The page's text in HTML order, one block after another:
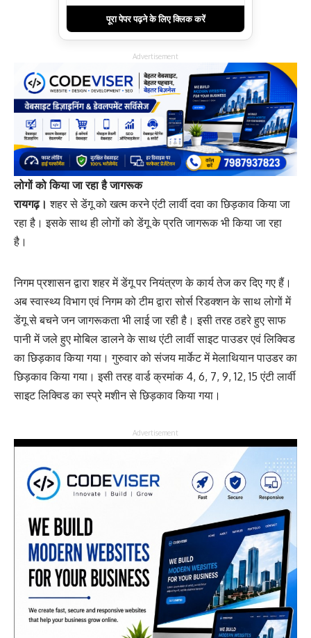
पूरा पेपर पढ़ने के लिए क्लिक करें
Advertisement
लोगों को किया जा रहा है जागरूक
रायगढ़। शहर से डेंगू को खत्म करने एंटी लार्वी दवा का छिड़काव किया जा
रहा है। इसके साथ ही लोगों को डेंगू के प्रति जागरूक भी किया जा रहा
है।
निगम प्रशासन द्वारा शहर में डेंगू पर नियंत्रण के कार्य तेज कर दिए गए हैं।
अब स्वास्थ्य विभाग एवं निगम को टीम द्वारा सोर्स रिडक्शन के साथ लोगों में
डेंगू से बचने जन जागरूकता भी लाई जा रही है। इसी तरह ठहरे हुए साफ
पानी में जले हुए मोबिल डालने के साथ एंटी लार्वी साइट पाउडर एवं लिक्विड
का छिड़काव किया गया। गुरुवार को संजय मार्केट में मेलाथियान पाउडर का
छिड़काव किया गया। इसी तरह वार्ड क्रमांक 4, 6, 7, 9, 12, 15 एंटी लार्वी
साइट लिक्विड का स्प्रे मशीन से छिड़काव किया गया।
Advertisement